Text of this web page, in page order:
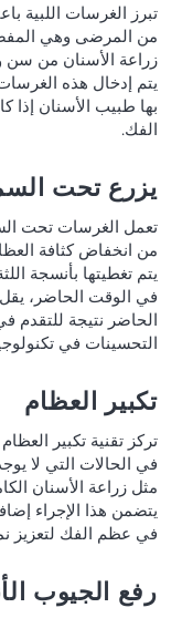
تبرز الغرسات اللبية
من المرضى وهي
زراعة الأسنان من سن
يتم إدخال هذه
بها طبيب الأسنان
الفك.
يزرع تحت
تعمل الغرسات تحت
من انخفاض كثافة
يتم تغطيتها بأنسجة
في الوقت الحاضر،
الحاضر نتيجة للتقدم
التحسينات في
تكبير العظام
تركز تقنية تكبير
في الحالات التي لا
مثل زراعة الأسنان
يتضمن هذا الإجراء
في عظم الفك لتعزيز
رفع الجيوب